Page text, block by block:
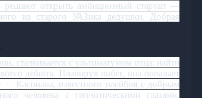
открыть амбициозный стартап —
из старого УАЗика дедушки. Добрая
сталкивается с ультиматумом отца: найти
дебюта. Планируя побег, она попадает
— Каспиана, известного плейбоя с добрым
человека с гипнотическими глазами.